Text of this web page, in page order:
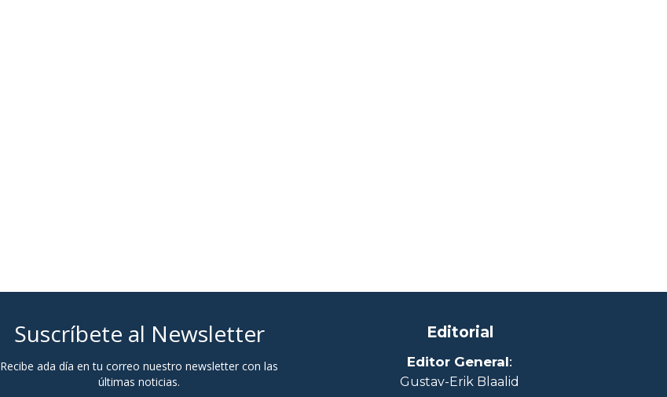
Suscríbete al Newsletter
Recibe ada día en tu correo nuestro newsletter con las
últimas noticias.
Editorial
Editor General:
Gustav-Erik Blaalid